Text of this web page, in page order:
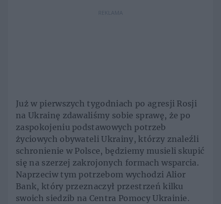
REKLAMA
Już w pierwszych tygodniach po agresji Rosji
na Ukrainę zdawaliśmy sobie sprawę, że po
zaspokojeniu podstawowych potrzeb
życiowych obywateli Ukrainy, którzy znaleźli
schronienie w Polsce, będziemy musieli skupić
się na szerzej zakrojonych formach wsparcia.
Naprzeciw tym potrzebom wychodzi Alior
Bank, który przeznaczył przestrzeń kilku
swoich siedzib na Centra Pomocy Ukrainie.